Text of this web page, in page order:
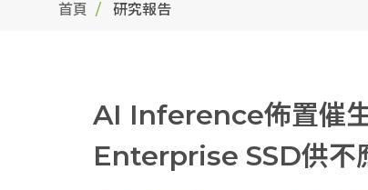
首頁 研究報告
AI Inference佈置催生
Enterprise SSD供不